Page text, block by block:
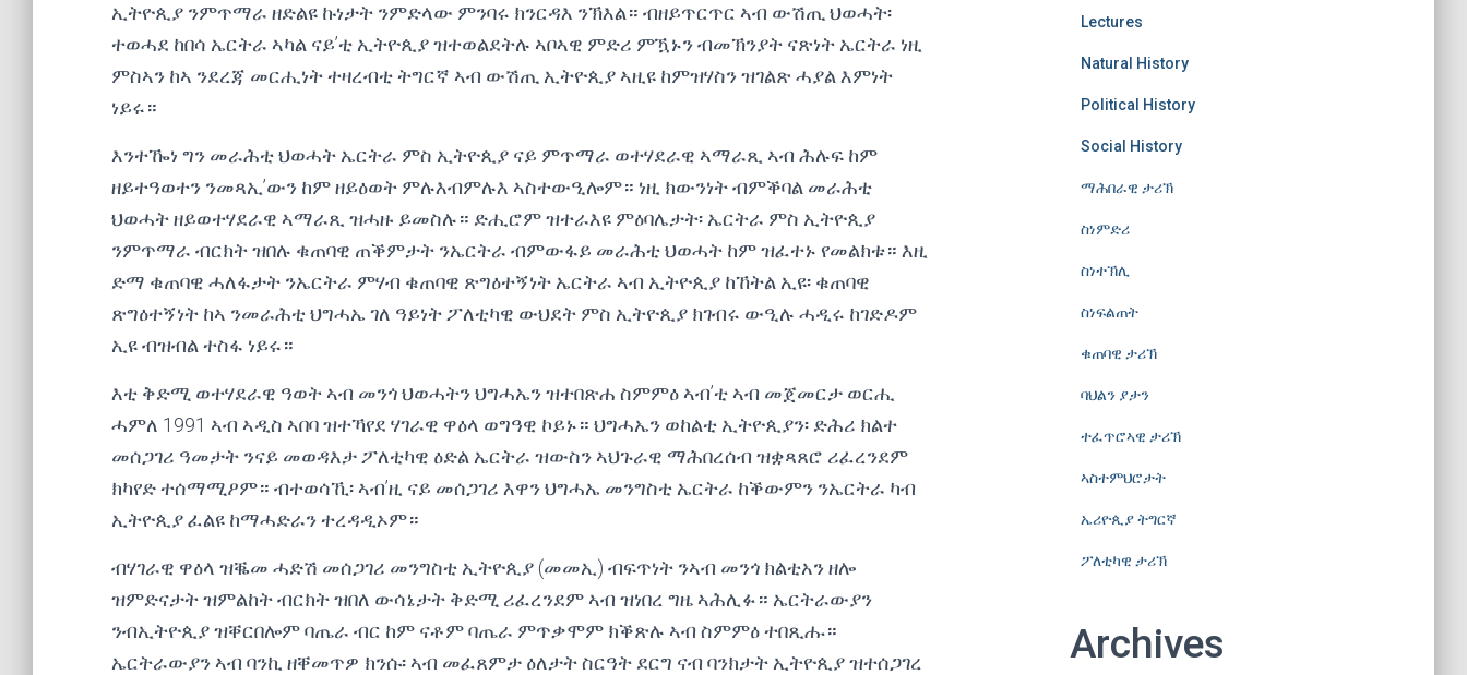
ኢትዮጲያ ንምጥማራ ዘድልዩ ኩነታት ንምድላው ምንባሩ ክንርዳእ ንኽእል። ብዘይጥርጥር ኣብ ውሽጢ ህወሓት፡
ተወሓደ ከበሳ ኤርትራ ኣካል ናይ’ቲ ኢትዮጲያ ዝተወልደትሉ ኣቦኣዊ ምድሪ ምዃኑን ብመኽንያት ናጽነት ኤርትራ ነዚ
ምስኣን ከኣ ንደረጃ መርሒነት ተዛረብቲ ትግርኛ ኣብ ውሽጢ ኢትዮጲያ ኣዚዩ ከምዝሃስን ዝገልጽ ሓያል እምነት
ነይሩ።
እንተዀነ ግን መራሕቲ ህወሓት ኤርትራ ምስ ኢትዮጲያ ናይ ምጥማራ ወተሃደራዊ ኣማራጺ ኣብ ሕሉፍ ከም
ዘይተዓወተን ንመጻኢ’ውን ከም ዘይዕወት ምሉእብምሉእ ኣስተውዒሎም። ነዚ ክውንነት ብምቕባል መራሕቲ
ህወሓት ዘይወተሃደራዊ ኣማራጺ ዝሓዙ ይመስሉ። ድሒሮም ዝተራእዩ ምዕባሌታት፡ ኤርትራ ምስ ኢትዮጲያ
ንምጥማራ ብርክት ዝበሉ ቁጠባዊ ጠቕምታት ንኤርትራ ብምውፋይ መራሕቲ ህወሓት ከም ዝፈተኑ የመልክቱ። እዚ
ድማ ቁጠባዊ ሓለፋታት ንኤርትራ ምሃብ ቁጠባዊ ጽግዕተኝነት ኤርትራ ኣብ ኢትዮጲያ ከኸትል ኢዩ፡ ቁጠባዊ
ጽግዕተኝነት ከኣ ንመራሕቲ ህግሓኤ ገለ ዓይነት ፖለቲካዊ ውህደት ምስ ኢትዮጲያ ክገብሩ ውዒሉ ሓዲሩ ከገድዶም
ኢዩ ብዝብል ተስፋ ነይሩ።
እቲ ቅድሚ ወተሃደራዊ ዓወት ኣብ መንጎ ህወሓትን ህግሓኤን ዝተበጽሐ ስምምዕ ኣብ’ቲ ኣብ መጀመርታ ወርሒ
ሓምለ 1991 ኣብ ኣዲስ ኣበባ ዝተኻየደ ሃገራዊ ዋዕላ ወግዓዊ ኮይኑ። ህግሓኤን ወከልቲ ኢትዮጲያን፡ ድሕሪ ክልተ
መሰጋገሪ ዓመታት ንናይ መወዳእታ ፖለቲካዊ ዕድል ኤርትራ ዝውስን ኣህጉራዊ ማሕበረሰብ ዝቋጻጸሮ ሪፈረንደም
ክካየድ ተሰማሚዖም። ብተወሳኺ፡ ኣብ’ዚ ናይ መሰጋገሪ እዋን ህግሓኤ መንግስቲ ኤርትራ ከቕውምን ንኤርትራ ካብ
ኢትዮጲያ ፈልዩ ከማሓድራን ተረዳዲኦም።
ብሃገራዊ ዋዕላ ዝቘመ ሓድሽ መሰጋገሪ መንግስቲ ኢትዮጲያ (መመኢ) ብፍጥነት ንኣብ መንጎ ክልቲአን ዘሎ
ዝምድናታት ዝምልከት ብርክት ዝበለ ውሳኔታት ቅድሚ ሪፈረንደም ኣብ ዝነበረ ግዜ ኣሕሊፉ። ኤርትራውያን
ንብኢትዮጲያ ዝቐርበሎም ባጤራ ብር ከም ናቶም ባጤራ ምጥቃሞም ክቕጽሉ ኣብ ስምምዕ ተበጺሑ።
ኤርትራውያን ኣብ ባንኪ ዘቐመጥዎ ክንሱ፡ ኣብ መፈጸምታ ዕለታት ስርዓት ደርግ ናብ ባንክታት ኢትዮጲያ ዝተሰጋገረ
Lectures
Natural History
Political History
Social History
ማሕበራዊ ታሪኽ
ስነምድሪ
ስነተኽሊ
ስነፍልጠት
ቁጠባዊ ታሪኽ
ባህልን ያታን
ተፈጥሮኣዊ ታሪኽ
ኣስተምህሮታት
ኤሪዮጲያ ትግርኛ
ፖለቲካዊ ታሪኽ
Archives